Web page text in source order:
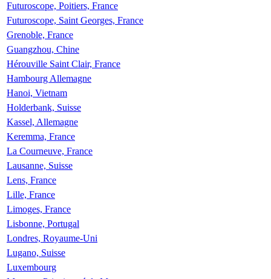
Futuroscope, Poitiers, France
Futuroscope, Saint Georges, France
Grenoble, France
Guangzhou, Chine
Hérouville Saint Clair, France
Hambourg Allemagne
Hanoi, Vietnam
Holderbank, Suisse
Kassel, Allemagne
Keremma, France
La Courneuve, France
Lausanne, Suisse
Lens, France
Lille, France
Limoges, France
Lisbonne, Portugal
Londres, Royaume-Uni
Lugano, Suisse
Luxembourg